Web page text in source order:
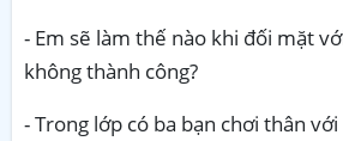
- Em sẽ làm thế nào khi đối mặt
không thành công?
- Trong lớp có ba bạn chơi thân